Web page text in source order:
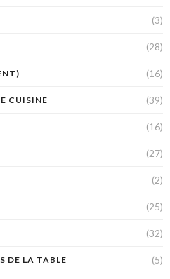
(3)
(28)
(16)
CUISINE (39)
(16)
(27)
(2)
(25)
(32)
DE LA TABLE (5)